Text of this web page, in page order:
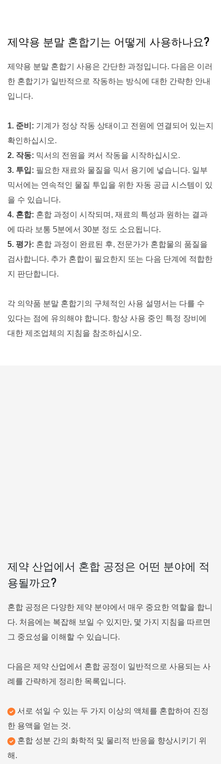
제약용 분말 혼합기는 어떻게 사용하나요?
제약용 분말 혼합기 사용은 간단한 과정입니다. 다음은 이러
한 혼합기가 일반적으로 작동하는 방식에 대한 간략한 안내
입니다.
1. 준비: 기계가 정상 작동 상태이고 전원에 연결되어 있는지
확인하십시오.
2. 작동: 믹서의 전원을 켜서 작동을 시작하십시오.
3. 투입: 필요한 재료와 물질을 믹서 용기에 넣습니다. 일부
믹서에는 연속적인 물질 투입을 위한 자동 공급 시스템이 있
을 수 있습니다.
4. 혼합: 혼합 과정이 시작되며, 재료의 특성과 원하는 결과
에 따라 보통 5분에서 30분 정도 소요됩니다.
5. 평가: 혼합 과정이 완료된 후, 전문가가 혼합물의 품질을
검사합니다. 추가 혼합이 필요한지 또는 다음 단계에 적합한
지 판단합니다.
각 의약품 분말 혼합기의 구체적인 사용 설명서는 다를 수
있다는 점에 유의해야 합니다. 항상 사용 중인 특정 장비에
대한 제조업체의 지침을 참조하십시오.
제약 산업에서 혼합 공정은 어떤 분야에 적
용될까요?
혼합 공정은 다양한 제약 분야에서 매우 중요한 역할을 합니
다. 처음에는 복잡해 보일 수 있지만, 몇 가지 지침을 따르면
그 중요성을 이해할 수 있습니다.
다음은 제약 산업에서 혼합 공정이 일반적으로 사용되는 사
례를 간략하게 정리한 목록입니다.
서로 섞일 수 있는 두 가지 이상의 액체를 혼합하여 진정
한 용액을 얻는 것.
혼합 성분 간의 화학적 및 물리적 반응을 향상시키기 위
해.